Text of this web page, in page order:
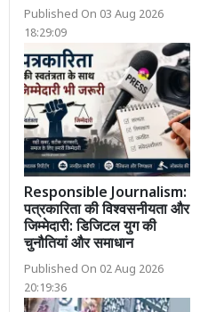
Published On 03 Aug 2026
18:29:09
Responsible Journalism:
पत्रकारिता की विश्वसनीयता और
जिम्मेदारी: डिजिटल युग की
चुनौतियां और समाधान
Published On 02 Aug 2026
20:19:36